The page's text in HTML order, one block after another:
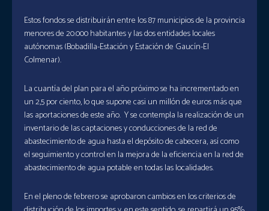
Estos fondos se distribuirán entre los 87 municipios de la provincia
menores de 20.000 habitantes y las dos entidades locales
autónomas (Bobadilla-Estación y Estación de Gaucín-El
Colmenar).
La cuantía del plan para el año próximo se ha incrementado en
un 2,5 por ciento, lo que supone casi un millón de euros más que
las aportaciones de este año. Y se contempla la realización de un
inventario de las captaciones y conducciones de la red de
abastecimiento de agua hasta el depósito de cabecera, así como
el seguimiento y control en la mejora de la eficiencia en la red de
abastecimiento de agua potable en todas las localidades.
En el pleno de febrero se aprobaron cambios en los criterios de